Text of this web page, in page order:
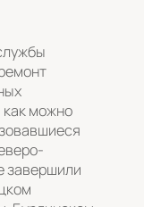
можно
завершили